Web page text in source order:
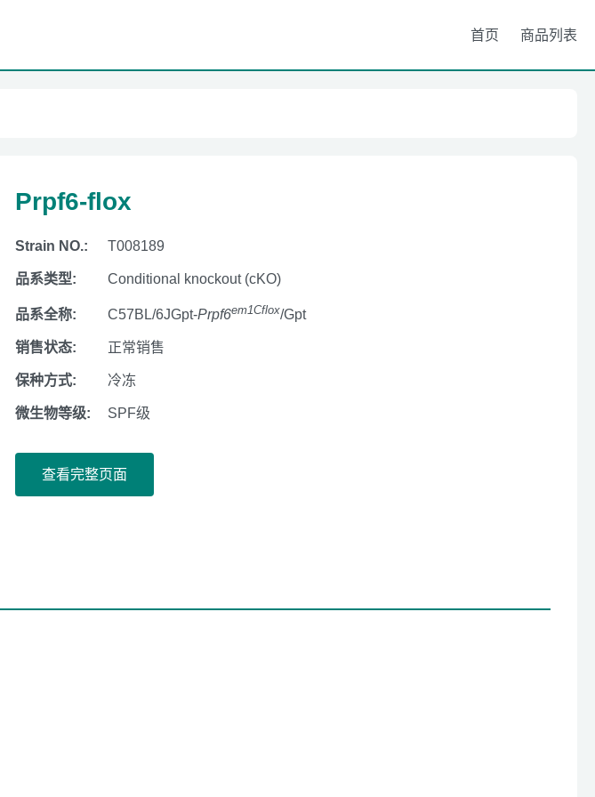
首页 商品列表
Prpf6-flox
Strain NO.: T008189
品系类型: Conditional knockout (cKO)
品系全称: C57BL/6JGpt-Prpf6em1Cflox/Gpt
销售状态: 正常销售
保种方式: 冷冻
微生物等级: SPF级
查看完整页面